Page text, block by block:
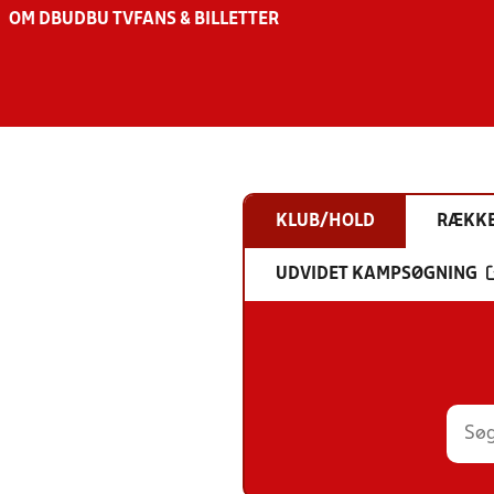
OM DBU DBU TV FANS & BILLETTER
KLUB/HOLD
UDVIDET KAMPSØGNING